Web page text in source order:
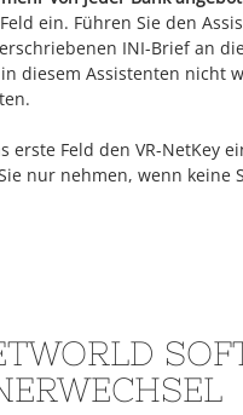
ein. Führen Sie den
INI-Brief an
diesem Assistenten nicht
erste Feld den VR-NetKey
nur nehmen, wenn keine